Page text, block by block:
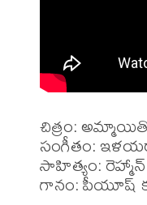
చిత్రం:
సంగీతం:
సాహిత్యం: రెహ్మాన్
గానం: పీయూష్